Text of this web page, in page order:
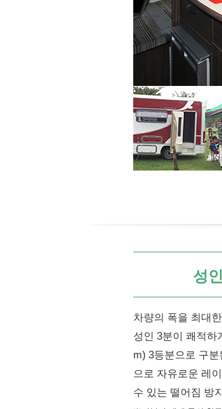
성
차량의 폭을 최대
성인 3분이 쾌적하
m) 3등분으로 구
으로 자유로운 레
수 있는 떨어짐 방